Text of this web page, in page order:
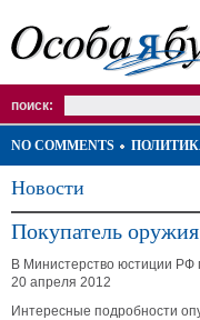
поиск:
NO COMMENTS
Новости
Покупатель
В Министерство юстиции РФ
20 апреля 2012
Интересные подробности